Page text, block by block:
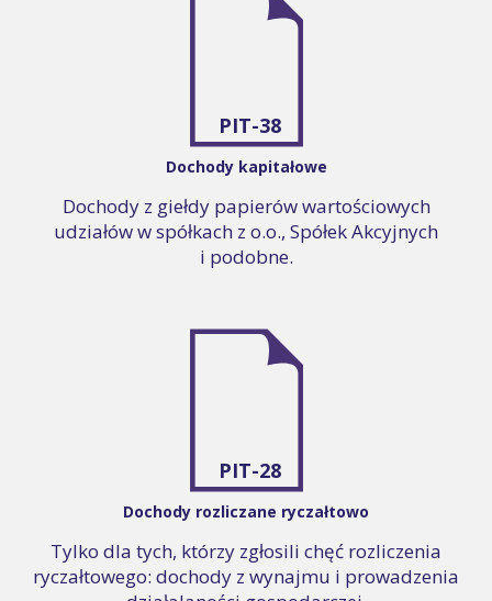
PIT-38
Dochody kapitałowe
Dochody z giełdy papierów wartościowych
udziałów w spółkach z o.o., Spółek Akcyjnych
i podobne.
PIT-28
Dochody rozliczane ryczałtowo
Tylko dla tych, którzy zgłosili chęć rozliczenia
ryczałtowego: dochody z wynajmu i prowadzenia